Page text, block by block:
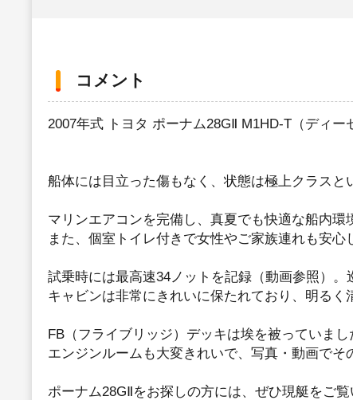
コメント
2007年式 トヨタ ポーナム28GⅡ M1HD-T（ディー
船体には目立った傷もなく、状態は極上クラスと
マリンエアコンを完備し、真夏でも快適な船内環
また、個室トイレ付きで女性やご家族連れも安心
試乗時には最高速34ノットを記録（動画参照）
キャビンは非常にきれいに保たれており、明るく
FB（フライブリッジ）デッキは埃を被っていま
エンジンルームも大変きれいで、写真・動画でそ
ポーナム28GⅡをお探しの方には、ぜひ現艇をご覧